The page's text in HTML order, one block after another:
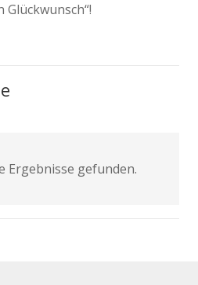
Ergebnisse gefunden.